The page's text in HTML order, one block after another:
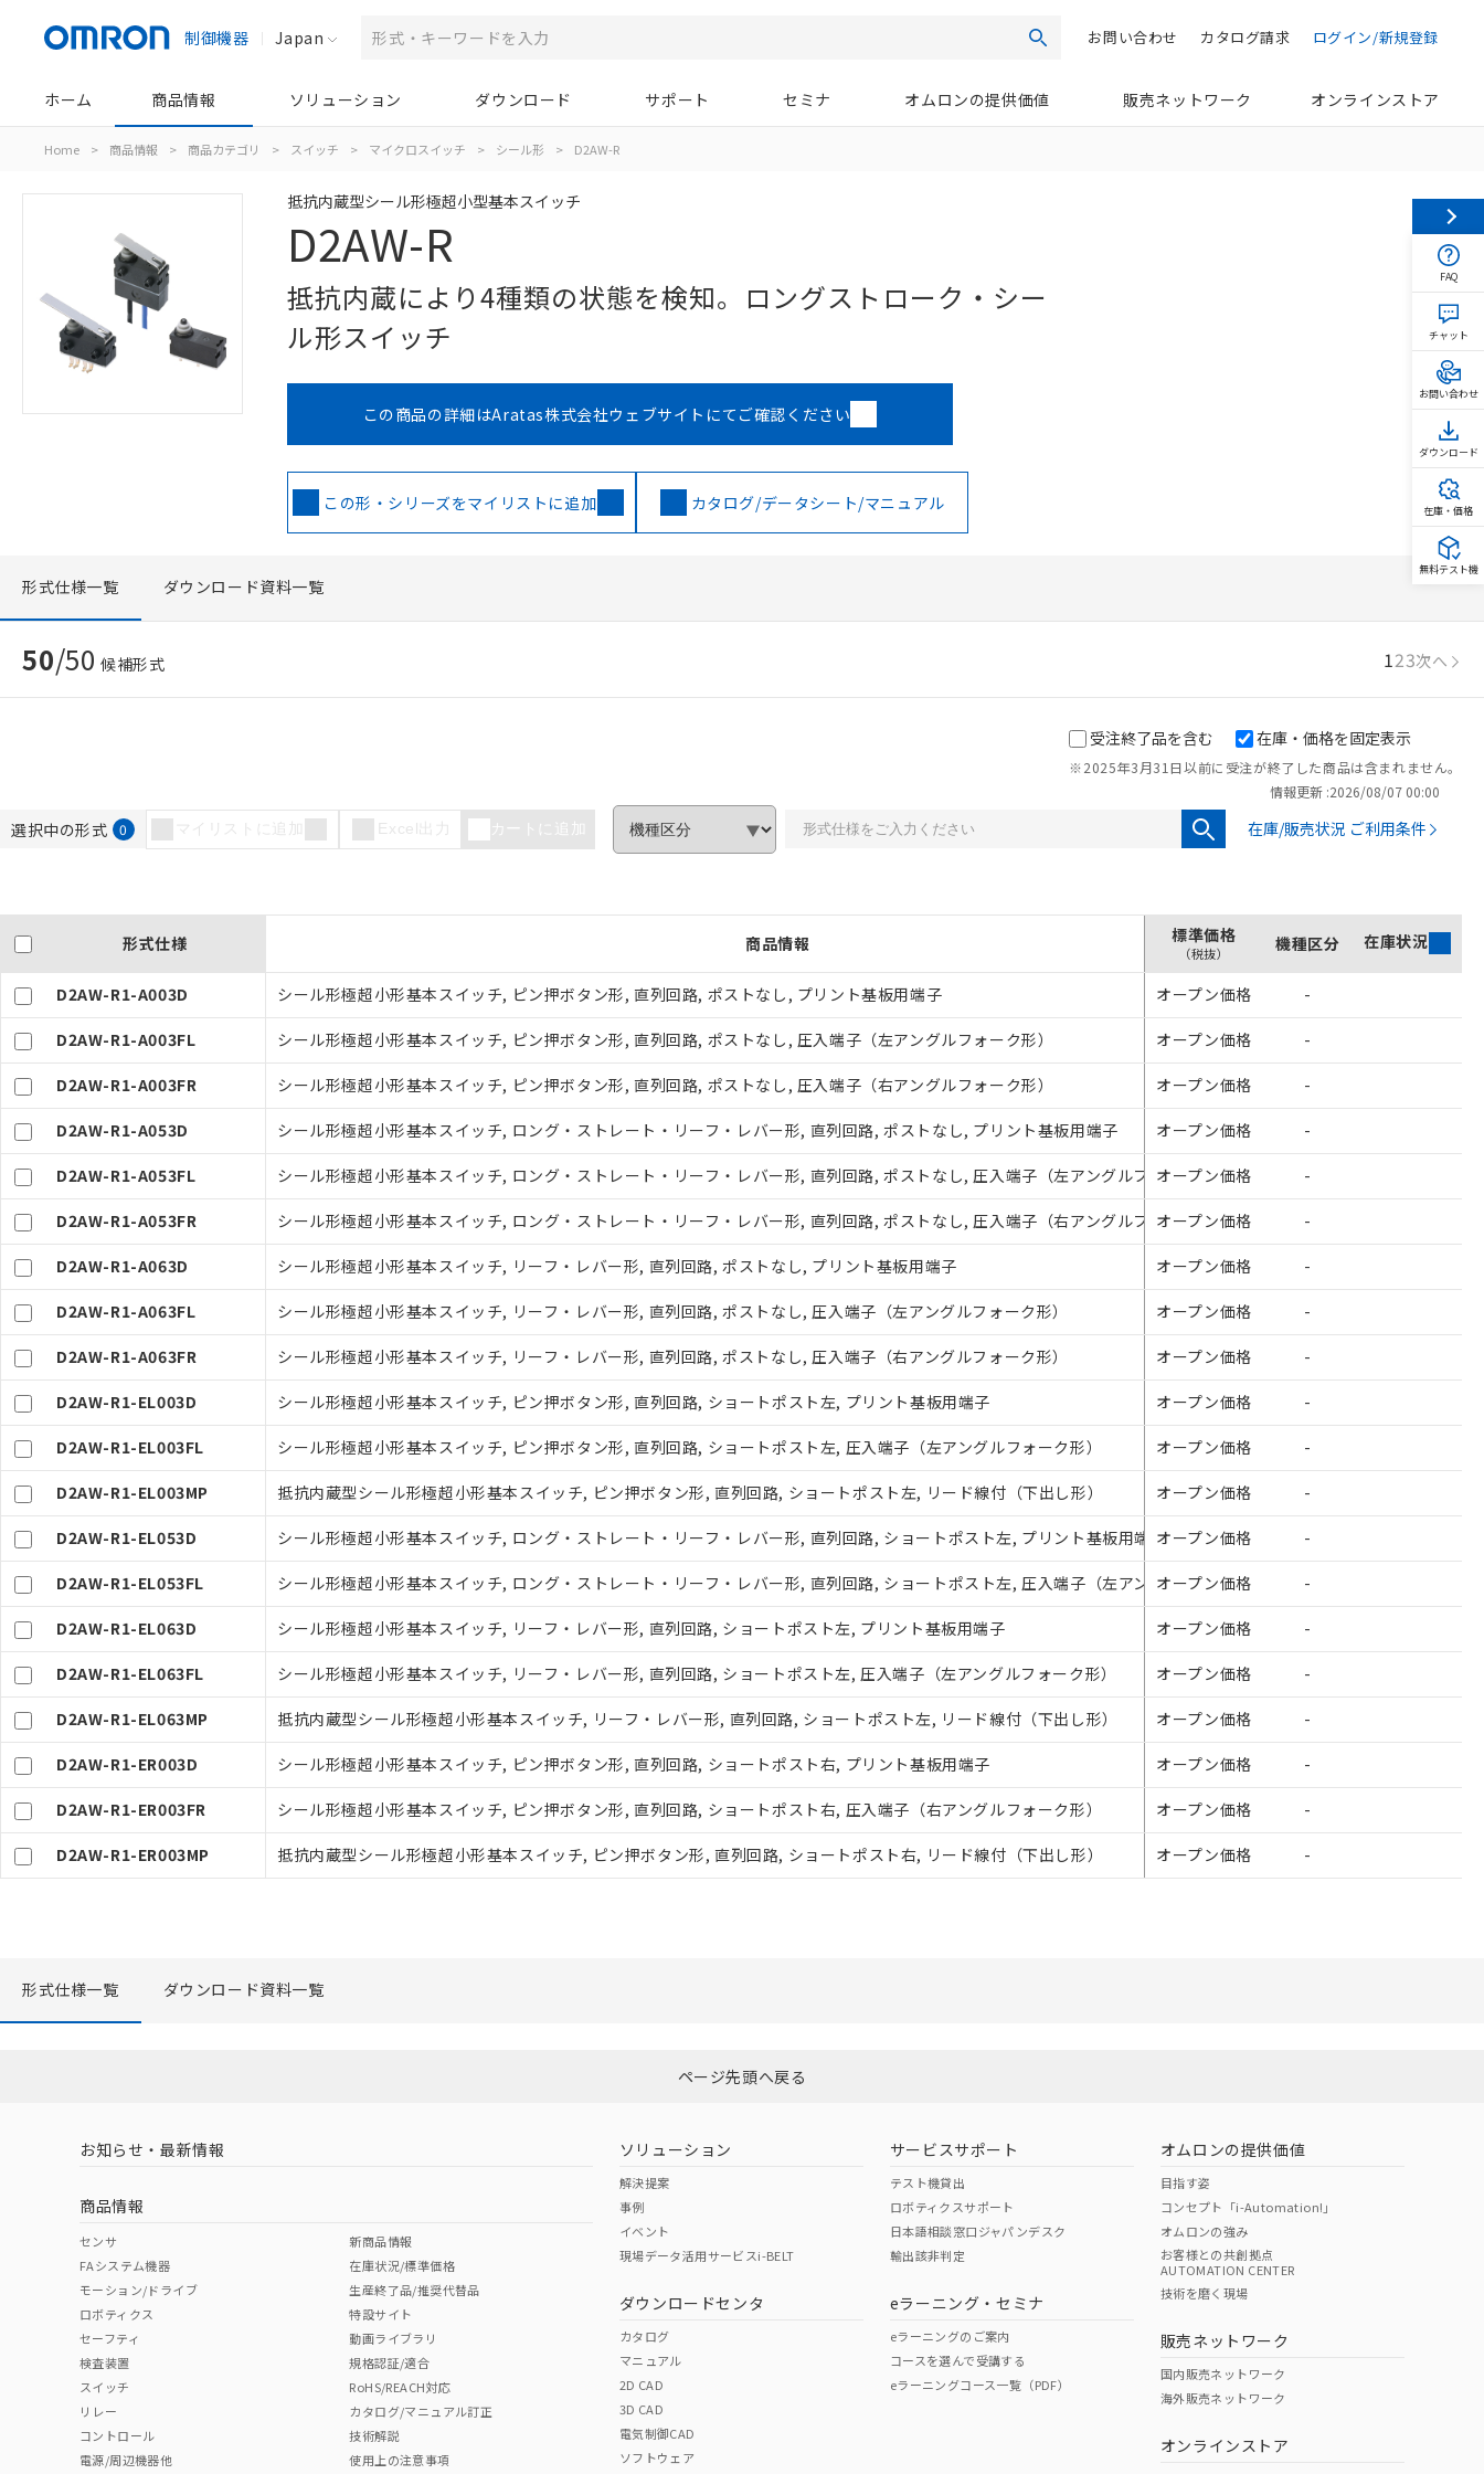
制御機器 Japan 検索 ログイン/新規登録
カタログ請求
お問い合わせ
ホーム 商品情報 ソリューション ダウンロード サポート セミナ オムロンの提供価値 販売ネットワーク オンラインストア
Home > 商品情報 > 商品カテゴリ > スイッチ > マイクロスイッチ > シール形 > D2AW-R
抵抗内蔵型シール形極超小型基本スイッチ
D2AW-R
抵抗内蔵により4種類の状態を検知。ロングストローク・シー
ル形スイッチ
この商品の詳細はAratas株式会社ウェブサイトにてご確認ください
この形・シリーズをマイリストに追加 カタログ/データシート/マニュアル
形式仕様一覧 ダウンロード資料一覧
50/50 候補形式 123次へ
受注終了品を含む
※2025年3月31日以前に受注が終了した商品は含まれません。
在庫・価格を固定表示
選択中の形式 0 マイリストに追加 Excel出力 カートに追加
情報更新 :2026/08/07 00:00
在庫/販売状況 ご利用条件
形式仕様 商品情報 オンライン価格
標準価格
（税抜） 機種区分 在庫状況
D2AW-R1-A003D シール形極超小形基本スイッチ, ピン押ボタン形, 直列回路, ポストなし, プリント基板用端子 オープン価格 -
D2AW-R1-A003FL シール形極超小形基本スイッチ, ピン押ボタン形, 直列回路, ポストなし, 圧入端子（左アングルフォーク形） オープン価格 -
D2AW-R1-A003FR シール形極超小形基本スイッチ, ピン押ボタン形, 直列回路, ポストなし, 圧入端子（右アングルフォーク形） オープン価格 -
D2AW-R1-A053D シール形極超小形基本スイッチ, ロング・ストレート・リーフ・レバー形, 直列回路, ポストなし, プリント基板用端子 オープン価格 -
D2AW-R1-A053FL シール形極超小形基本スイッチ, ロング・ストレート・リーフ・レバー形, 直列回路, ポストなし, 圧入端子（左アングルフォーク形）
オープン価格 -
D2AW-R1-A053FR シール形極超小形基本スイッチ, ロング・ストレート・リーフ・レバー形, 直列回路, ポストなし, 圧入端子（右アングルフォーク形）
オープン価格 -
D2AW-R1-A063D シール形極超小形基本スイッチ, リーフ・レバー形, 直列回路, ポストなし, プリント基板用端子 オープン価格 -
D2AW-R1-A063FL シール形極超小形基本スイッチ, リーフ・レバー形, 直列回路, ポストなし, 圧入端子（左アングルフォーク形） オープン価格 -
D2AW-R1-A063FR シール形極超小形基本スイッチ, リーフ・レバー形, 直列回路, ポストなし, 圧入端子（右アングルフォーク形） オープン価格 -
D2AW-R1-EL003D シール形極超小形基本スイッチ, ピン押ボタン形, 直列回路, ショートポスト左, プリント基板用端子 オープン価格 -
D2AW-R1-EL003FL シール形極超小形基本スイッチ, ピン押ボタン形, 直列回路, ショートポスト左, 圧入端子（左アングルフォーク形） オープン価格 -
D2AW-R1-EL003MP 抵抗内蔵型シール形極超小形基本スイッチ, ピン押ボタン形, 直列回路, ショートポスト左, リード線付（下出し形） オープン価格 -
D2AW-R1-EL053D シール形極超小形基本スイッチ, ロング・ストレート・リーフ・レバー形, 直列回路, ショートポスト左, プリント基板用端子オープン価格 -
D2AW-R1-EL053FL シール形極超小形基本スイッチ, ロング・ストレート・リーフ・レバー形, 直列回路, ショートポスト左, 圧入端子（左アングルフォーク形）
オープン価格 -
D2AW-R1-EL063D シール形極超小形基本スイッチ, リーフ・レバー形, 直列回路, ショートポスト左, プリント基板用端子 オープン価格 -
D2AW-R1-EL063FL シール形極超小形基本スイッチ, リーフ・レバー形, 直列回路, ショートポスト左, 圧入端子（左アングルフォーク形） オープン価格 -
D2AW-R1-EL063MP 抵抗内蔵型シール形極超小形基本スイッチ, リーフ・レバー形, 直列回路, ショートポスト左, リード線付（下出し形） オープン価格 -
D2AW-R1-ER003D シール形極超小形基本スイッチ, ピン押ボタン形, 直列回路, ショートポスト右, プリント基板用端子 オープン価格 -
D2AW-R1-ER003FR シール形極超小形基本スイッチ, ピン押ボタン形, 直列回路, ショートポスト右, 圧入端子（右アングルフォーク形） オープン価格 -
D2AW-R1-ER003MP 抵抗内蔵型シール形極超小形基本スイッチ, ピン押ボタン形, 直列回路, ショートポスト右, リード線付（下出し形） オープン価格 -
形式仕様一覧 ダウンロード資料一覧
ページ先頭へ戻る
お知らせ・最新情報
商品情報
センサ
FAシステム機器
モーション/ドライブ
ロボティクス
セーフティ
検査装置
スイッチ
リレー
コントロール
電源/周辺機器他
新商品情報
在庫状況/標準価格
生産終了品/推奨代替品
特設サイト
動画ライブラリ
規格認証/適合
RoHS/REACH対応
カタログ/マニュアル訂正
技術解説
使用上の注意事項
ソリューション
解決提案
事例
イベント
現場データ活用サービスi-BELT
ダウンロードセンタ
カタログ
マニュアル
2D CAD
3D CAD
電気制御CAD
ソフトウェア
サービスサポート
テスト機貸出
ロボティクスサポート
日本語相談窓口ジャパンデスク
輸出該非判定
eラーニング・セミナ
eラーニングのご案内
コースを選んで受講する
eラーニングコース一覧（PDF）
オムロンの提供価値
目指す姿
コンセプト「i-Automation!」
オムロンの強み
お客様との共創拠点
AUTOMATION CENTER
技術を磨く現場
販売ネットワーク
国内販売ネットワーク
海外販売ネットワーク
オンラインストア
FAQ
チャット
お問い合わせ
ダウンロード
在庫・価格
無料テスト機
記
号
説明
一定数以上の在庫あり
△ 一定数には満たないが在庫あり
－
在庫なし(最新の在庫状況については、お客様のお取引先、またはお客様担当のオムロン制御
機器販売店・当社販売員にご確認ください)
白
受注生産機種、また在庫状況の情報を公開していない機種
ご利用条件
以下の条件をお読みいただき、同意のうえご利用ください。
本サービスは、当社制御機器事業取扱商品の当社在庫状況および標準価格(税抜)を提供させていただ
くものです。
当社制御機器事業取扱商品の中には、本サービスの対象外となる商品もあることをご了承ください。
在庫状況および標準価格照会結果は、記載している更新日時点での社内データに基づき作成されるも
のであり、閲覧された時点での実際の在庫および標準価格とは異なる場合があることをご了承くださ
い。
正式な納期状況および標準価格はお客様のお取引先、またはお客様担当のオムロン制御機器販売店・
当社販売員にご相談ください。
オムロン制御機器販売店や当社販売拠点は「販売ネットワーク
」をご確認ください。
在庫状況および標準価格結果を当社の事前の承諾なく第三者に漏洩または開示しないようお願いしま
す。
マイパーツ機能（部品リスト作成サービス）をご利用いただくには、I-Webメンバーズにご登録され
ている必要があります。
お客様が当ウェブサイト上で当社にご登録された部品リストについて、当社および当社の共同利用者
が、当社の製品・サービスに関するお客様との取引・商談に必要な範囲で利用することをご了承くだ
さい。
※当社の共同利用者とは、"個人情報の共同利用に関して"
の「1.共同利用者の範囲」に記載されて
いる法人を指します。